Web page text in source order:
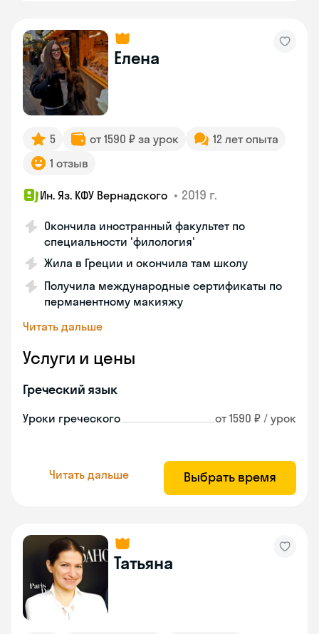
Елена
5 от 1590 ₽ за урок
12 лет опыта
1 отзыв
Ин. Яз. КФУ Вернадского • 2019 г.
Окончила иностранный факультет по
специальности 'филология'
Жила в Греции и окончила там школу
Получила международные сертификаты по
перманентному макияжу
Читать дальше
Услуги и цены
Греческий язык
Уроки греческого от 1590 ₽ / урок
Читать дальше Выбрать время
Татьяна